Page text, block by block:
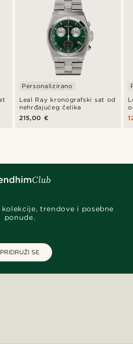
Leal Ray kronografski sat od
nehrđajućeg čelika
Personalizirano
215,00 €
trendove i posebne
ponude.
PRIDRUŽI SE